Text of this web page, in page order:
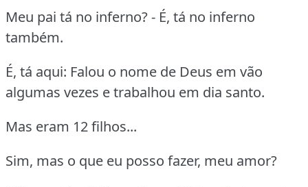
Meu pai tá no inferno? - É, tá no inferno
também.
É, tá aqui: Falou o nome de Deus em vão
algumas vezes e trabalhou em dia santo.
Mas eram 12 filhos...
Sim, mas o que eu posso fazer, meu amor?